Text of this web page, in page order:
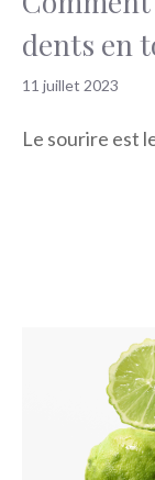
dents en
11 juillet 2023
Le sourire est